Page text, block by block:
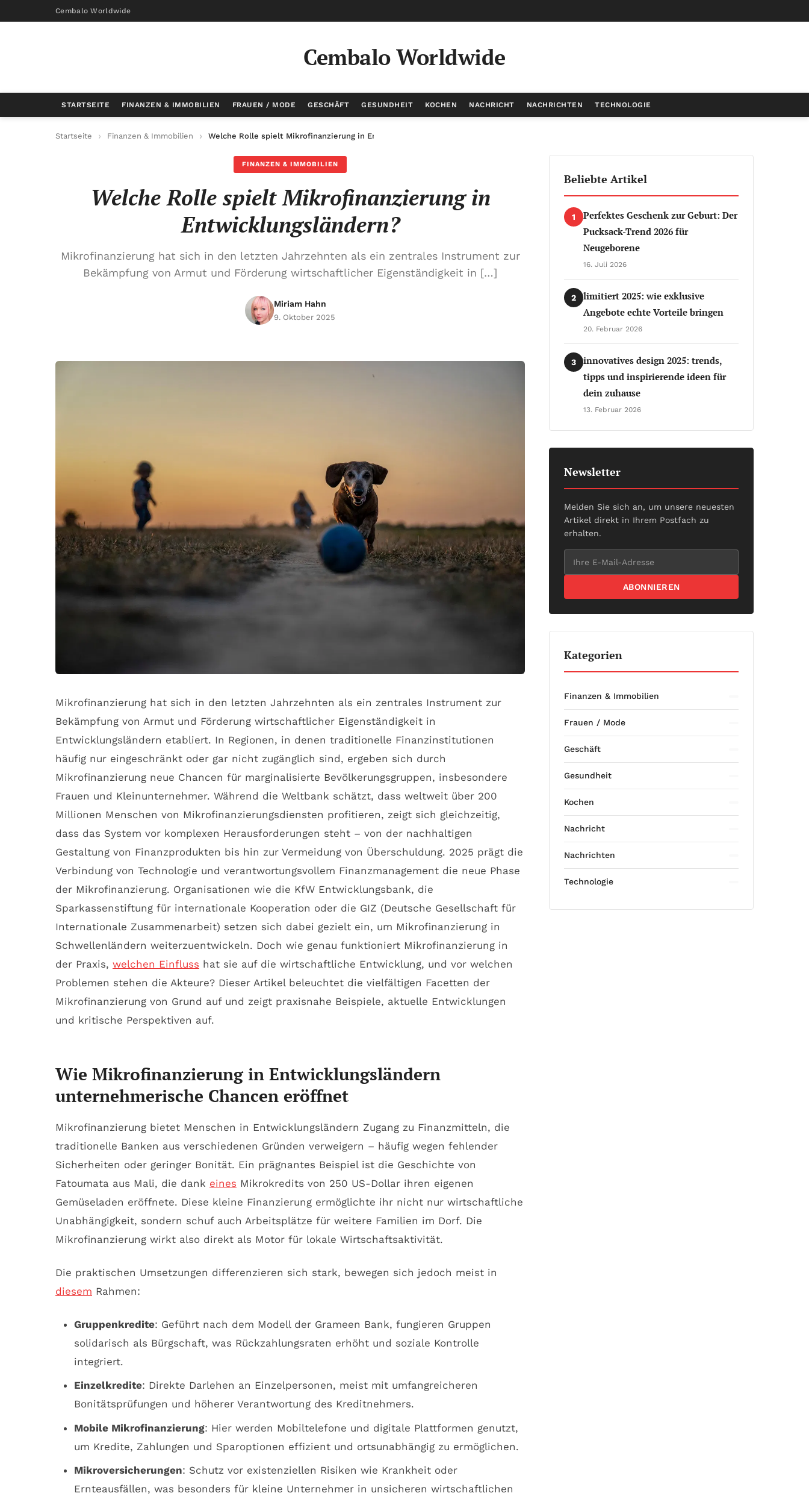
Cembalo Worldwide
Cembalo Worldwide
STARTSEITE FINANZEN & IMMOBILIEN FRAUEN / MODE GESCHÄFT GESUNDHEIT KOCHEN NACHRICHT NACHRICHTEN TECHNOLOGIE
Startseite Finanzen & Immobilien Welche Rolle spielt Mikrofinanzierung in Entwicklungsländern?
FINANZEN & IMMOBILIEN
Welche Rolle spielt Mikrofinanzierung in
Entwicklungsländern?
Mikrofinanzierung hat sich in den letzten Jahrzehnten als ein zentrales Instrument zur
Bekämpfung von Armut und Förderung wirtschaftlicher Eigenständigkeit in […]
Miriam Hahn
9. Oktober 2025
Mikrofinanzierung hat sich in den letzten Jahrzehnten als ein zentrales Instrument zur
Bekämpfung von Armut und Förderung wirtschaftlicher Eigenständigkeit in
Entwicklungsländern etabliert. In Regionen, in denen traditionelle Finanzinstitutionen
häufig nur eingeschränkt oder gar nicht zugänglich sind, ergeben sich durch
Mikrofinanzierung neue Chancen für marginalisierte Bevölkerungsgruppen, insbesondere
Frauen und Kleinunternehmer. Während die Weltbank schätzt, dass weltweit über 200
Millionen Menschen von Mikrofinanzierungsdiensten profitieren, zeigt sich gleichzeitig,
dass das System vor komplexen Herausforderungen steht – von der nachhaltigen
Gestaltung von Finanzprodukten bis hin zur Vermeidung von Überschuldung. 2025 prägt die
Verbindung von Technologie und verantwortungsvollem Finanzmanagement die neue Phase
der Mikrofinanzierung. Organisationen wie die KfW Entwicklungsbank, die
Sparkassenstiftung für internationale Kooperation oder die GIZ (Deutsche Gesellschaft für
Internationale Zusammenarbeit) setzen sich dabei gezielt ein, um Mikrofinanzierung in
Schwellenländern weiterzuentwickeln. Doch wie genau funktioniert Mikrofinanzierung in
der Praxis, welchen Einfluss hat sie auf die wirtschaftliche Entwicklung, und vor welchen
Problemen stehen die Akteure? Dieser Artikel beleuchtet die vielfältigen Facetten der
Mikrofinanzierung von Grund auf und zeigt praxisnahe Beispiele, aktuelle Entwicklungen
und kritische Perspektiven auf.
Wie Mikrofinanzierung in Entwicklungsländern
unternehmerische Chancen eröffnet
Mikrofinanzierung bietet Menschen in Entwicklungsländern Zugang zu Finanzmitteln, die
traditionelle Banken aus verschiedenen Gründen verweigern – häufig wegen fehlender
Sicherheiten oder geringer Bonität. Ein prägnantes Beispiel ist die Geschichte von
Fatoumata aus Mali, die dank eines Mikrokredits von 250 US-Dollar ihren eigenen
Gemüseladen eröffnete. Diese kleine Finanzierung ermöglichte ihr nicht nur wirtschaftliche
Unabhängigkeit, sondern schuf auch Arbeitsplätze für weitere Familien im Dorf. Die
Mikrofinanzierung wirkt also direkt als Motor für lokale Wirtschaftsaktivität.
Die praktischen Umsetzungen differenzieren sich stark, bewegen sich jedoch meist in
diesem Rahmen:
Gruppenkredite: Geführt nach dem Modell der Grameen Bank, fungieren Gruppen
solidarisch als Bürgschaft, was Rückzahlungsraten erhöht und soziale Kontrolle
integriert.
Einzelkredite: Direkte Darlehen an Einzelpersonen, meist mit umfangreicheren
Bonitätsprüfungen und höherer Verantwortung des Kreditnehmers.
Mobile Mikrofinanzierung: Hier werden Mobiltelefone und digitale Plattformen genutzt,
um Kredite, Zahlungen und Sparoptionen effizient und ortsunabhängig zu ermöglichen.
Mikroversicherungen: Schutz vor existenziellen Risiken wie Krankheit oder
Ernteausfällen, was besonders für kleine Unternehmer in unsicheren wirtschaftlichen
Beliebte Artikel
1
Perfektes Geschenk zur Geburt: Der
Pucksack-Trend 2026 für
Neugeborene
16. Juli 2026
2
limitiert 2025: wie exklusive
Angebote echte Vorteile bringen
20. Februar 2026
3
innovatives design 2025: trends,
tipps und inspirierende ideen für
dein zuhause
13. Februar 2026
Newsletter
Melden Sie sich an, um unsere neuesten
Artikel direkt in Ihrem Postfach zu
erhalten.
ABONNIEREN
Kategorien
Finanzen & Immobilien
Frauen / Mode
Geschäft
Gesundheit
Kochen
Nachricht
Nachrichten
Technologie